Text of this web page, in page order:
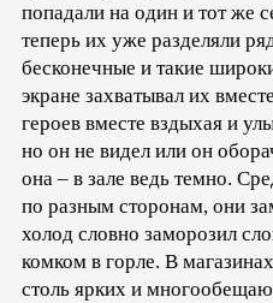
попадали на один и тот же
теперь их уже разделяли
бесконечные и такие
экране захватывал их
героев вместе вздыхая и
но он не видел или он
она – в зале ведь темно.
по разным сторонам, они
холод словно заморозил
комком в горле. В
столь ярких и